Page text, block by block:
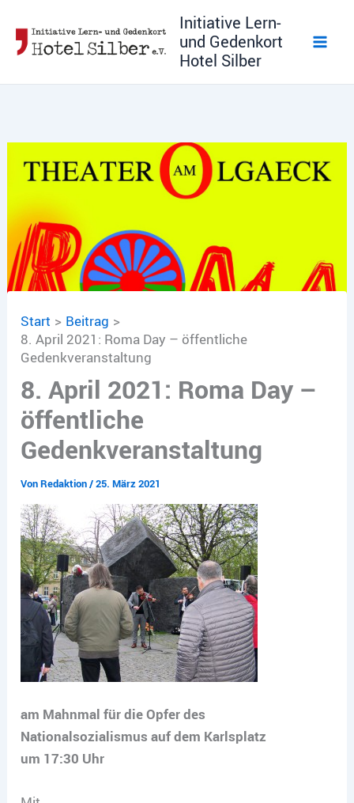
Inhalt
springen
Initiative Lern-
und Gedenkort
Hotel Silber
Start
Beitrag
8. April 2021: Roma Day – öffentliche
Gedenkveranstaltung
8. April 2021: Roma Day –
öffentliche
Gedenkveranstaltung
VonRedaktion/25. März 2021
am Mahnmal für die Opfer des
Nationalsozialismus auf dem Karlsplatz
um 17:30 Uhr